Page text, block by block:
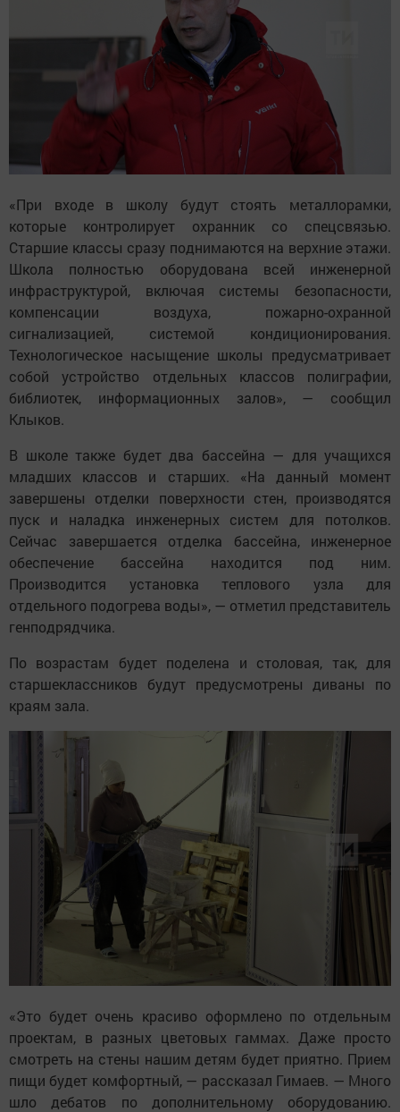
«При входе в школу будут стоять металлорамки,
которые контролирует охранник со спецсвязью.
Старшие классы сразу поднимаются на верхние этажи.
Школа полностью оборудована всей инженерной
инфраструктурой, включая системы безопасности,
компенсации воздуха, пожарно-охранной
сигнализацией, системой кондиционирования.
Технологическое насыщение школы предусматривает
собой устройство отдельных классов полиграфии,
библиотек, информационных залов», — сообщил
Клыков.
В школе также будет два бассейна — для учащихся
младших классов и старших. «На данный момент
завершены отделки поверхности стен, производятся
пуск и наладка инженерных систем для потолков.
Сейчас завершается отделка бассейна, инженерное
обеспечение бассейна находится под ним.
Производится установка теплового узла для
отдельного подогрева воды», — отметил представитель
генподрядчика.
По возрастам будет поделена и столовая, так, для
старшеклассников будут предусмотрены диваны по
краям зала.
«Это будет очень красиво оформлено по отдельным
проектам, в разных цветовых гаммах. Даже просто
смотреть на стены нашим детям будет приятно. Прием
пищи будет комфортный, — рассказал Гимаев. — Много
шло дебатов по дополнительному оборудованию.